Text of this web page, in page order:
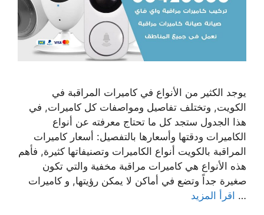
يوجد الكثير من الأنواع في كاميرات المراقبة في
الكويت, وتختلف تفاصيل ومواصفات كل كاميرات, في
هذا الجدول ستجد كل ما تحتاج معرفته عن أنواع
الكاميرات ودقتها وأسعارها بالتفصيل: أسعار كاميرات
المراقبة بالكويت أنواع الكاميرات وتصنيفاتها كثيرة, فأهم
هذه الأنواع هي كاميرات مراقبة مخفية والتي تكون
صغيرة جداً وتضع في أماكن لا يمكن رؤيتها, و كاميرات
… اقرأ المزيد